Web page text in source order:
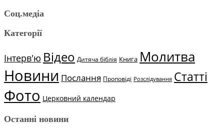
Соц.медіа
Категорії
Інтерв'ю Відео Дитяча біблія Книга Молитва
Новини Послання Проповіді Розслідування Статті
Фото Церковний календар
Останні новини